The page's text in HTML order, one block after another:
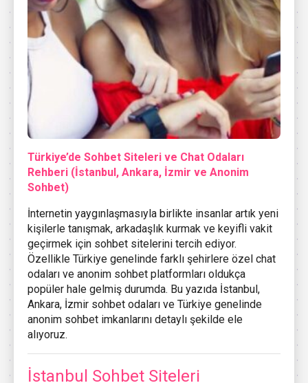
Türkiye’de Sohbet Siteleri ve Chat Odaları
Rehberi (İstanbul, Ankara, İzmir ve Anonim
Sohbet)
İnternetin yaygınlaşmasıyla birlikte insanlar artık yeni
kişilerle tanışmak, arkadaşlık kurmak ve keyifli vakit
geçirmek için sohbet sitelerini tercih ediyor.
Özellikle Türkiye genelinde farklı şehirlere özel chat
odaları ve anonim sohbet platformları oldukça
popüler hale gelmiş durumda. Bu yazıda İstanbul,
Ankara, İzmir sohbet odaları ve Türkiye genelinde
anonim sohbet imkanlarını detaylı şekilde ele
alıyoruz.
İstanbul Sohbet Siteleri